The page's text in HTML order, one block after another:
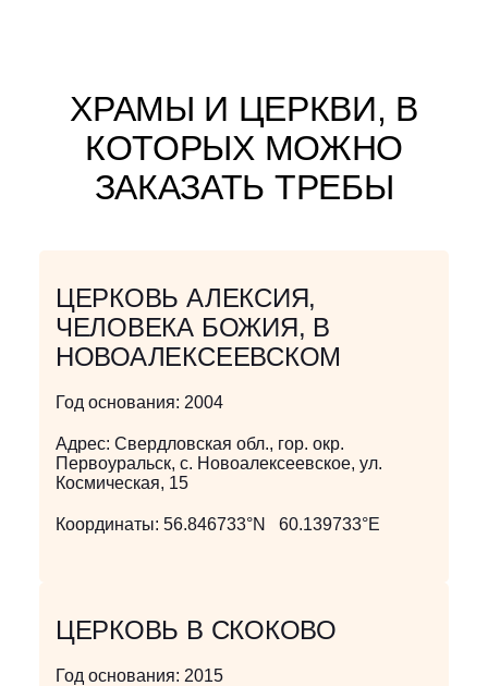
ХРАМЫ И ЦЕРКВИ, В
КОТОРЫХ МОЖНО
ЗАКАЗАТЬ ТРЕБЫ
ЦЕРКОВЬ АЛЕКСИЯ,
ЧЕЛОВЕКА БОЖИЯ, В
НОВОАЛЕКСЕЕВСКОМ
Год основания: 2004
Адрес: Свердловская обл., гор. окр.
Первоуральск, с. Новоалексеевское, ул.
Космическая, 15
Координаты: 56.846733°N 60.139733°E
ЦЕРКОВЬ В СКОКОВО
Год основания: 2015